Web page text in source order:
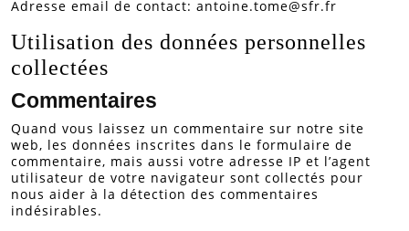
Adresse email de contact: antoine.tome@sfr.fr
Utilisation des données personnelles
collectées
Commentaires
Quand vous laissez un commentaire sur notre site
web, les données inscrites dans le formulaire de
commentaire, mais aussi votre adresse IP et l’agent
utilisateur de votre navigateur sont collectés pour
nous aider à la détection des commentaires
indésirables.